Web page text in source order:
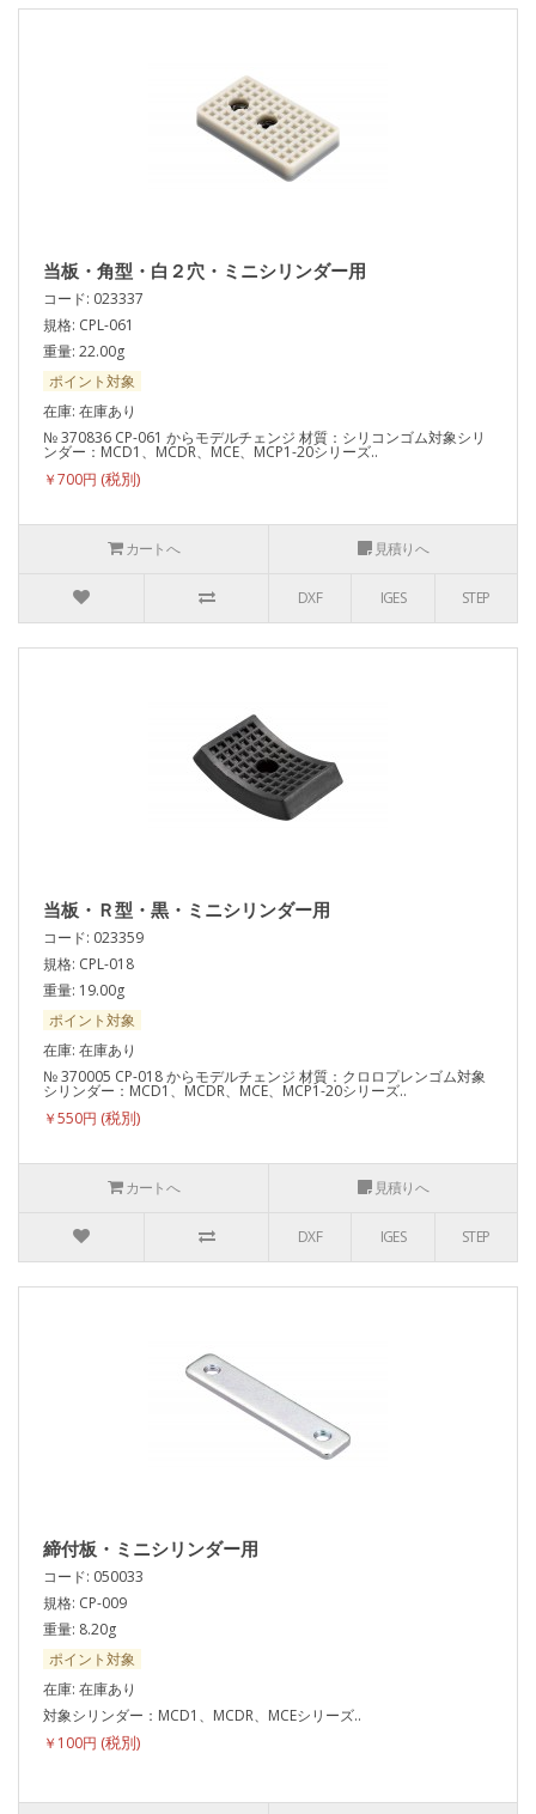
当板・角型・白２穴・ミニシリンダー用
コード: 023337
規格: CPL-061
重量: 22.00g
ポイント対象
在庫: 在庫あり
№ 370836 CP-061 からモデルチェンジ 材質：シリコンゴム対象シリ
ンダー：MCD1、MCDR、MCE、MCP1-20シリーズ..
￥700円
カートへ 見積りへ
DXF IGES STEP
当板・Ｒ型・黒・ミニシリンダー用
コード: 023359
規格: CPL-018
重量: 19.00g
ポイント対象
在庫: 在庫あり
№ 370005 CP-018 からモデルチェンジ 材質：クロロプレンゴム対象
シリンダー：MCD1、MCDR、MCE、MCP1-20シリーズ..
￥550円
カートへ 見積りへ
DXF IGES STEP
締付板・ミニシリンダー用
コード: 050033
規格: CP-009
重量: 8.20g
ポイント対象
在庫: 在庫あり
対象シリンダー：MCD1、MCDR、MCEシリーズ..
￥100円